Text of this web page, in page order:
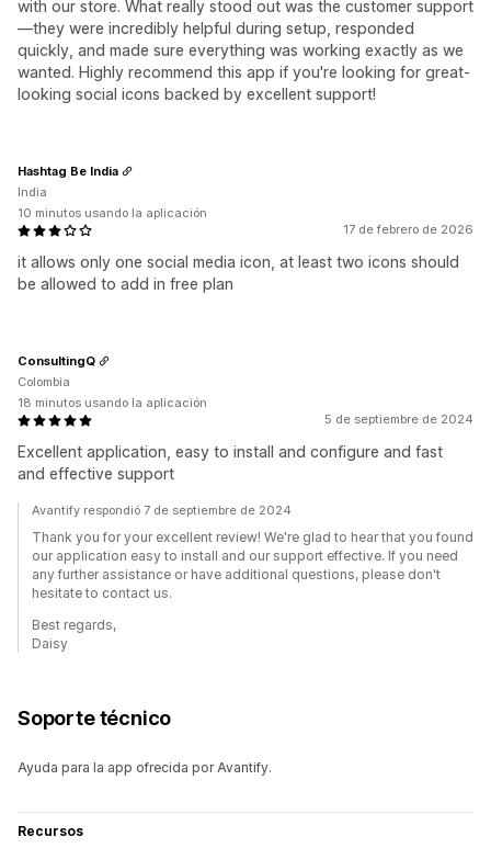
with our store. What really stood out was the customer support
—they were incredibly helpful during setup, responded
quickly, and made sure everything was working exactly as we
wanted. Highly recommend this app if you're looking for great-
looking social icons backed by excellent support!
17 de febrero de 2026
it allows only one social media icon, at least two icons should
be allowed to add in free plan
Hashtag Be India
India
10 minutos usando la aplicación
5 de septiembre de 2024
Excellent application, easy to install and configure and fast
and effective support
ConsultingQ
Colombia
18 minutos usando la aplicación
Avantify respondió 7 de septiembre de 2024
Thank you for your excellent review! We're glad to hear that you found
our application easy to install and our support effective. If you need
any further assistance or have additional questions, please don't
hesitate to contact us.
Best regards,
Daisy
Soporte técnico
Ayuda para la app ofrecida por Avantify.
Recursos